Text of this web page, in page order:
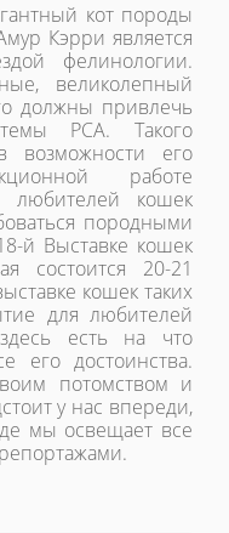
кот породы
Кэрри является
фелинологии.
великолепный
должны привлечь
РСА. Такого
возможности его
работе
любителей кошек
породными
й Выставке кошек
состоится 20-21
кошек таких
для любителей
есть на что
его достоинства.
потомством и
у нас впереди,
мы освещает все